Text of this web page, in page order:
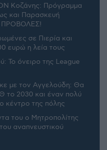
Κοζάνης: Πρόγραμμα
και Παρασκευή
ΠΡΟΒΟΛΕΣ!
σε Πιερία και
ευρώ η λεία τους
Το όνειρο της League
με τον Αγγελούδη: Θα
το 2030 και έναν πολύ
κέντρο της πόλης
του ο Μητροπολίτης
αναπνευστικού